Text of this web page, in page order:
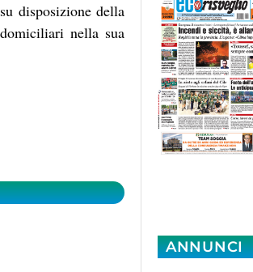
disposizione della
nella sua
ANNUNCI